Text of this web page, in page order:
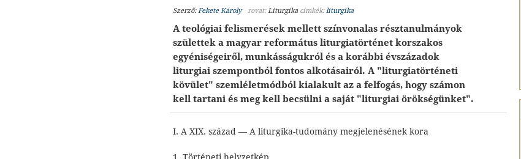
Szerző:Fekete Károly rovat:Liturgika címkék: liturgika
A teológiai felismerések mellett színvonalas résztanulmányok
születtek a magyar református liturgiatörténet korszakos
egyéniségeiről, munkásságukról és a korábbi évszázadok
liturgiai szempontból fontos alkotásairól. A "liturgiatörténeti
kövület" szemléletmódból kialakult az a felfogás, hogy számon
kell tartani és meg kell becsülni a saját "liturgiai örökségünket".
I. A XIX. század — A liturgika-tudomány megjelenésének kora